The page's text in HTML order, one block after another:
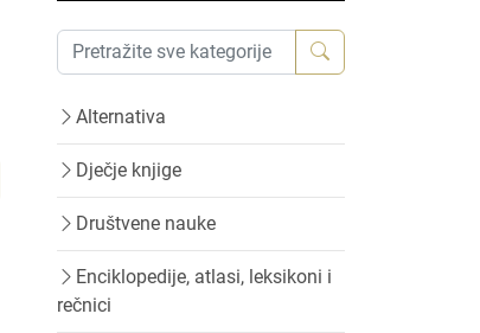
Alternativa
Dječje knjige
Društvene nauke
Enciklopedije, atlasi, leksikoni i
rečnici